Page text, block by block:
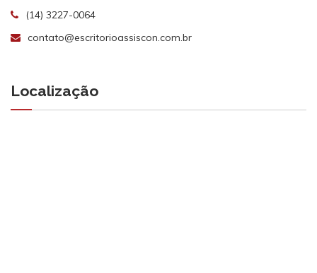
(14) 3227-0064
contato@escritorioassiscon.com.br
Localização